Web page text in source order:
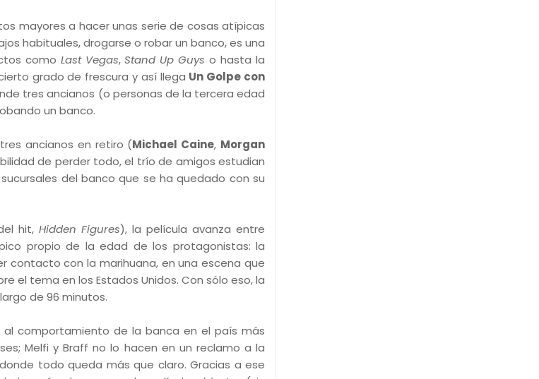
mayores a hacer unas serie de cosas atípicas
habituales, drogarse o robar un banco, es una
como Last Vegas,Stand Up Guys o hasta la
grado de frescura y así llega Un Golpe con
tres ancianos (o personas de la tercera edad
un banco.
ancianos en retiro (Michael Caine, Morgan
de perder todo, el trío de amigos estudian
del banco que se ha quedado con su
hit, Hidden Figures), la película avanza entre
propio de la edad de los protagonistas: la
contacto con la marihuana, en una escena que
el tema en los Estados Unidos. Con sólo eso, la
de 96 minutos.
comportamiento de la banca en el país más
Melfi y Braff no lo hacen en un reclamo a la
todo queda más que claro. Gracias a ese